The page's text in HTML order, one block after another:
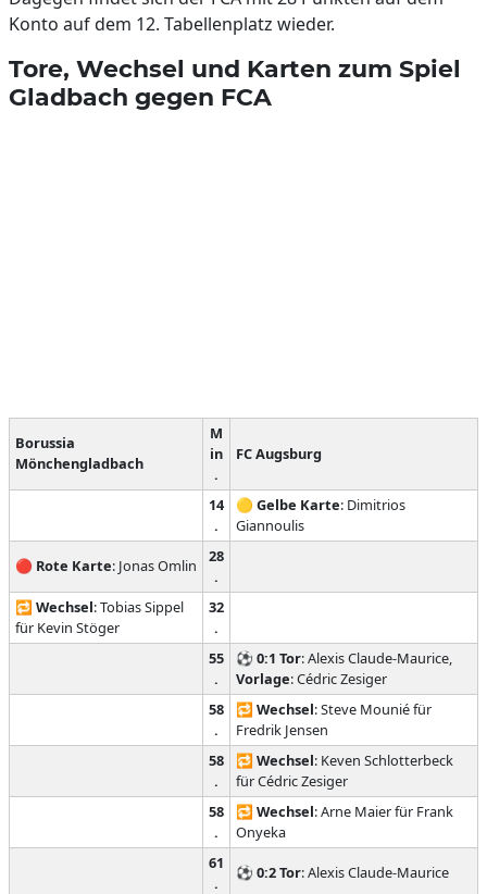
Konto auf dem 12. Tabellenplatz wieder.
Tore, Wechsel und Karten zum Spiel
Gladbach gegen FCA
Borussia
Mönchengladbach
M
in
.
FC Augsburg
14
.
🟡 Gelbe Karte: Dimitrios
Giannoulis
🔴 Rote Karte: Jonas Omlin
28
.
🔁 Wechsel: Tobias Sippel
für Kevin Stöger
32
.
55
.
⚽ 0:1 Tor: Alexis Claude-Maurice,
Vorlage: Cédric Zesiger
58
.
🔁 Wechsel: Steve Mounié für
Fredrik Jensen
58
.
🔁 Wechsel: Keven Schlotterbeck
für Cédric Zesiger
58
.
🔁 Wechsel: Arne Maier für Frank
Onyeka
61
.
⚽ 0:2Tor: Alexis Claude-Maurice